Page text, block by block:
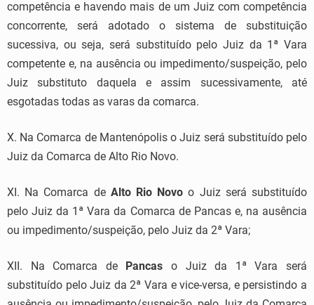
competência e havendo mais de um Juiz com competência
concorrente, será adotado o sistema de substituição
sucessiva, ou seja, será substituído pelo Juiz da 1ª Vara
competente e, na ausência ou impedimento/suspeição, pelo
Juiz substituto daquela e assim sucessivamente, até
esgotadas todas as varas da comarca.
X. Na Comarca de Mantenópolis o Juiz será substituído pelo
Juiz da Comarca de Alto Rio Novo.
XI. Na Comarca de Alto Rio Novo o Juiz será substituído
pelo Juiz da 1ª Vara da Comarca de Pancas e, na ausência
ou impedimento/suspeição, pelo Juiz da 2ª Vara;
XII. Na Comarca de Pancas o Juiz da 1ª Vara será
substituído pelo Juiz da 2ª Vara e vice-versa, e persistindo a